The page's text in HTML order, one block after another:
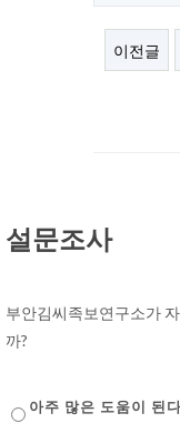
이전글
설문조사
부안김씨족보연구소가
까?
아주 많은 도움이 된